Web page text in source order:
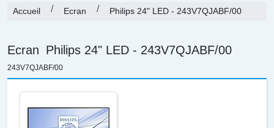
Accueil Ecran Philips 24" LED - 243V7QJABF/00
Ecran Philips 24" LED - 243V7QJABF/00
243V7QJABF/00